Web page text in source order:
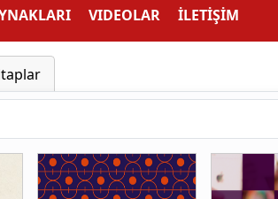
VIDEOLAR İLETİŞİM